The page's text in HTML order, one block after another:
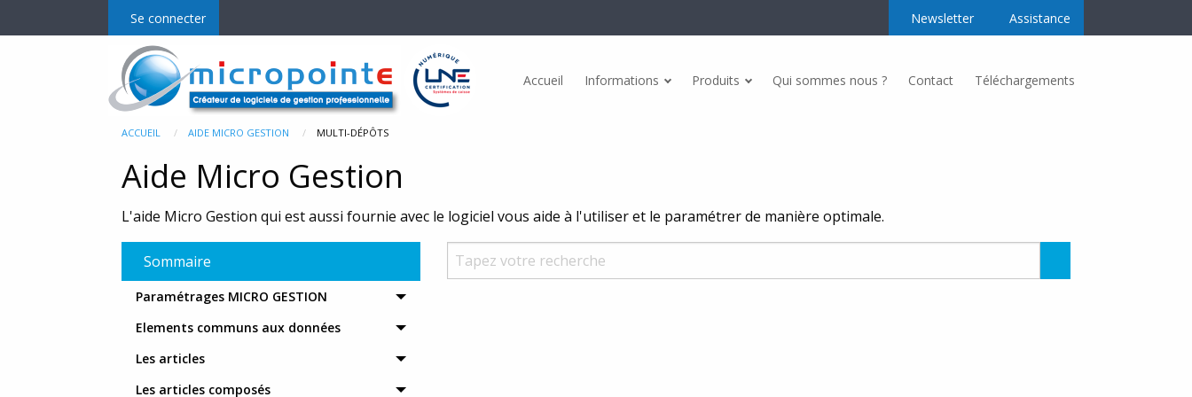
Se connecter Newsletter Assistance
Accueil Informations
Facturation électronique
Produits
Micro Gestion
La gamme
Fonctionnalités et prix
Modules
E-Commerce Mg@BtoB BtoC
MgPDA Inventaire Android
MgMail
MgPesage
Balance PC
Etiquettes Regroupement producteur
Qui sommes nous ? Contact Téléchargements
ACCUEIL AIDE MICRO GESTION MULTI-DÉPÔTS
Aide Micro Gestion
L'aide Micro Gestion qui est aussi fournie avec le logiciel vous aide à l'utiliser et le paramétrer de manière optimale.
Sommaire
Paramétrages MICRO GESTION
Elements communs aux données
Les articles
Les articles composés